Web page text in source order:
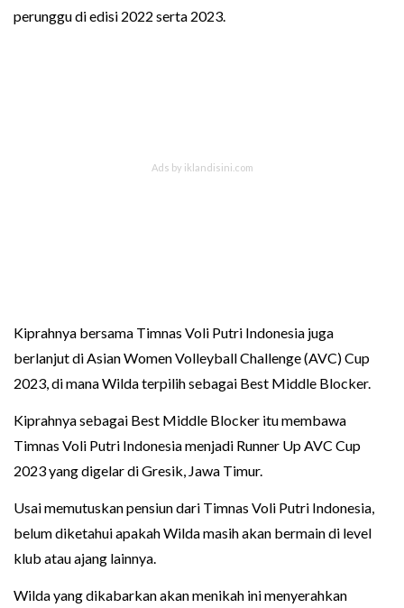
perunggu di edisi 2022 serta 2023.
Kiprahnya bersama Timnas Voli Putri Indonesia juga
berlanjut di Asian Women Volleyball Challenge (AVC) Cup
2023, di mana Wilda terpilih sebagai Best Middle Blocker.
Kiprahnya sebagai Best Middle Blocker itu membawa
Timnas Voli Putri Indonesia menjadi Runner Up AVC Cup
2023 yang digelar di Gresik, Jawa Timur.
Usai memutuskan pensiun dari Timnas Voli Putri Indonesia,
belum diketahui apakah Wilda masih akan bermain di level
klub atau ajang lainnya.
Wilda yang dikabarkan akan menikah ini menyerahkan